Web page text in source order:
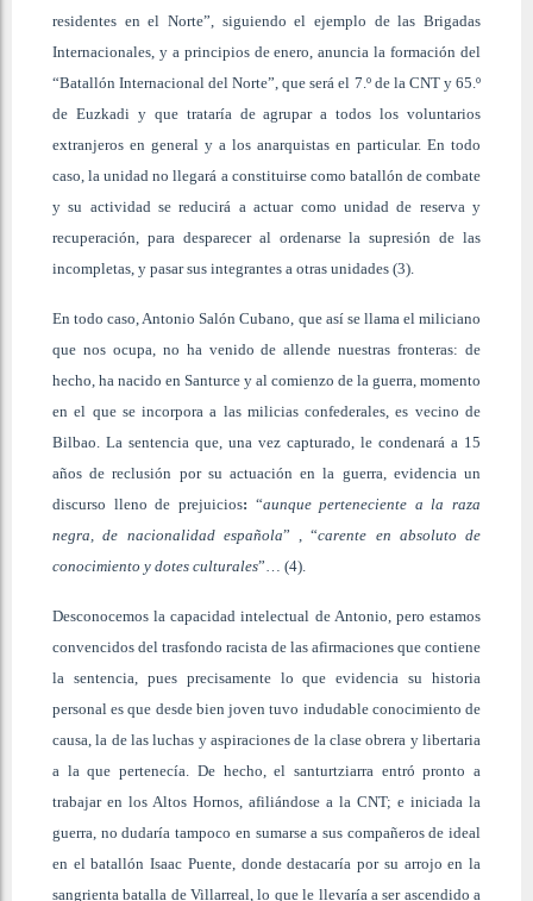
residentes en el Norte”, siguiendo el ejemplo de las Brigadas
Internacionales, y a principios de enero, anuncia la formación del
“Batallón Internacional del Norte”, que será el 7.º de la CNT y 65.º
de Euzkadi y que trataría de agrupar a todos los voluntarios
extranjeros en general y a los anarquistas en particular. En todo
caso, la unidad no llegará a constituirse como batallón de combate
y su actividad se reducirá a actuar como unidad de reserva y
recuperación, para desparecer al ordenarse la supresión de las
incompletas, y pasar sus integrantes a otras unidades (3).
En todo caso, Antonio Salón Cubano, que así se llama el miliciano
que nos ocupa, no ha venido de allende nuestras fronteras: de
hecho, ha nacido en Santurce y al comienzo de la guerra, momento
en el que se incorpora a las milicias confederales, es vecino de
Bilbao. La sentencia que, una vez capturado, le condenará a 15
años de reclusión por su actuación en la guerra, evidencia un
discurso lleno de prejuicios: “aunque perteneciente a la raza
negra, de nacionalidad española” , “carente en absoluto de
conocimiento y dotes culturales”… (4).
Desconocemos la capacidad intelectual de Antonio, pero estamos
convencidos del trasfondo racista de las afirmaciones que contiene
la sentencia, pues precisamente lo que evidencia su historia
personal es que desde bien joven tuvo indudable conocimiento de
causa, la de las luchas y aspiraciones de la clase obrera y libertaria
a la que pertenecía. De hecho, el santurtziarra entró pronto a
trabajar en los Altos Hornos, afiliándose a la CNT; e iniciada la
guerra, no dudaría tampoco en sumarse a sus compañeros de ideal
en el batallón Isaac Puente, donde destacaría por su arrojo en la
sangrienta batalla de Villarreal, lo que le llevaría a ser ascendido a